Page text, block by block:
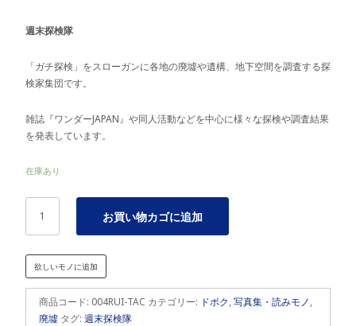
週末探検隊
「ガチ探検」をスローガンに各地の廃墟や遺構、地下空間を調査する探
検家集団です。
雑誌『ワンダーJAPAN』や同人活動などを中心に様々な探検や調査結果
を発表しています。
在庫あり
Archives
01
個
お買い物カゴに追加
欲しいモノに追加
商品コード: 004RUI-TAC カテゴリー: ドボク,写真集・読みモノ,
廃墟 タグ: 週末探検隊